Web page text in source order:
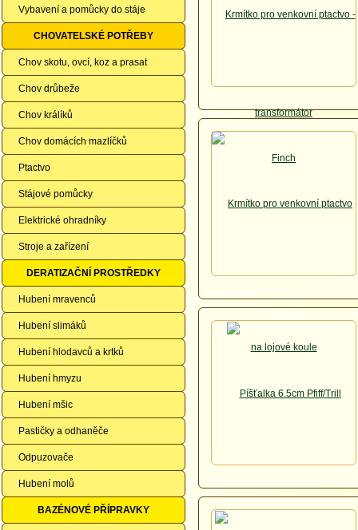
Vybavení a pomůcky do stáje
CHOVATELSKÉ POTŘEBY
Chov skotu, ovcí, koz a prasat
Chov drůbeže
Chov králíků
Chov domácích mazlíčků
Ptactvo
Stájové pomůcky
Elektrické ohradníky
Stroje a zařízení
DERATIZAČNÍ PROSTŘEDKY
Hubení mravenců
Hubení slimáků
Hubení hlodavců a krtků
Hubení hmyzu
Hubení mšic
Pastičky a odhaněče
Odpuzovače
Hubení molů
BAZÉNOVÉ PŘÍPRAVKY